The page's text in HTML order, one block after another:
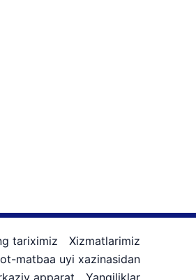
tariximiz
Xizmatlarimiz
matbaa uyi xazinasidan
apparat Yangiliklar